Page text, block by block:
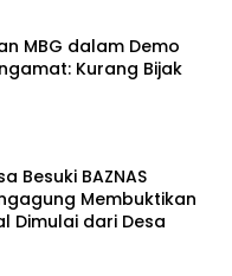
MBG dalam Demo
Kurang Bijak
Besuki BAZNAS
Membuktikan
Dimulai dari Desa